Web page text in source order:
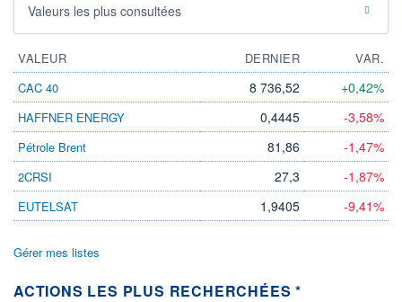
Valeurs les plus consultées
VALEUR DERNIER
VAR.
CAC 40
8 736,52 +0,42%
HAFFNER ENERGY 0,4445 -3,58%
Pétrole Brent 81,86 -1,47%
2CRSI 27,3 -1,87%
EUTELSAT 1,9405 -9,41%
Gérer mes listes
ACTIONS LES PLUS RECHERCHÉES *